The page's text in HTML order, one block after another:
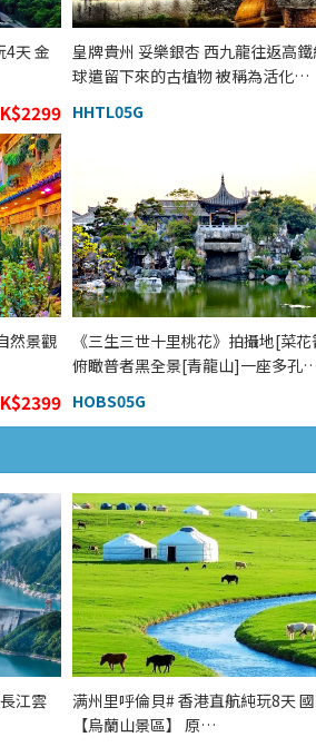
4天 金
皇牌貴州 妥樂銀杏 西九龍往返高
球遣留下來的古植物 被稱為活化…
HHTL05G
然景觀
《三生三世十里桃花》拍攝地[菜
俯瞰普者黑全景[青龍山]一座多孔…
HOBS05G
江雲
满州里呼倫貝# 香港直航純玩8天
【烏蘭山景區】 原…